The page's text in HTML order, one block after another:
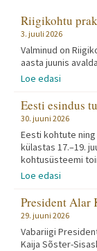
Riigikohtu
3. juuli 2026
Valminud on
aasta juunis
Loe edasi
Eesti esindus
30. juuni 2026
Eesti kohtute
külastas 17.–19.
kohtusüsteemi
Loe edasi
President Alar
29. juuni 2026
Vabariigi
Kaija Sõster-